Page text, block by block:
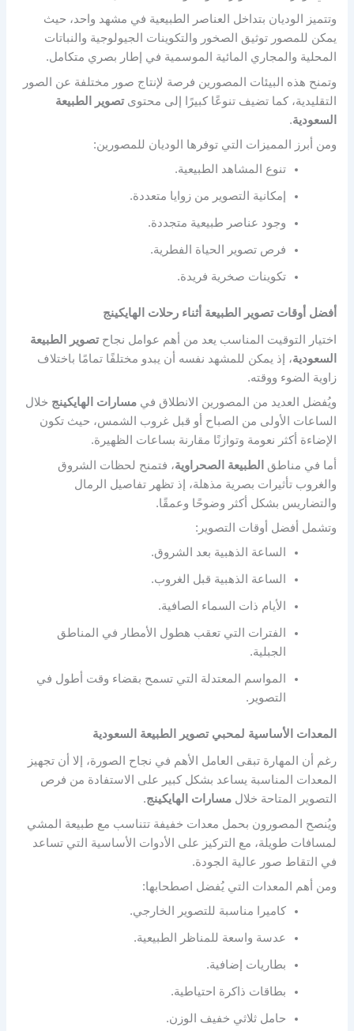
وتتميز الوديان بتداخل العناصر الطبيعية في مشهد واحد، حيث
يمكن للمصور توثيق الصخور والتكوينات الجيولوجية والنباتات
المحلية والمجاري المائية الموسمية في إطار بصري متكامل.
وتمنح هذه البيئات المصورين فرصة لإنتاج صور مختلفة عن الصور
التقليدية، كما تضيف تنوعًا كبيرًا إلى محتوىتصوير الطبيعة
السعودية.
ومن أبرز المميزات التي توفرها الوديان للمصورين:
تنوع المشاهد الطبيعية.
إمكانية التصوير من زوايا متعددة.
وجود عناصر طبيعية متجددة.
فرص تصوير الحياة الفطرية.
تكوينات صخرية فريدة.
أفضل أوقات تصوير الطبيعة أثناء رحلات الهايكينج
اختيار التوقيت المناسب يعد من أهم عوامل نجاحتصوير الطبيعة
السعودية، إذ يمكن للمشهد نفسه أن يبدو مختلفًا تمامًا باختلاف
زاوية الضوء ووقته.
ويُفضل العديد من المصورين الانطلاق فيمسارات الهايكينج خلال
الساعات الأولى من الصباح أو قبل غروب الشمس، حيث تكون
الإضاءة أكثر نعومة وتوازنًا مقارنة بساعات الظهيرة.
أما في مناطق
الطبيعة الصحراوية، فتمنح لحظات الشروق
والغروب تأثيرات بصرية مذهلة، إذ تظهر تفاصيل الرمال
والتضاريس بشكل أكثر وضوحًا وعمقًا.
وتشمل أفضل أوقات التصوير:
الساعة الذهبية بعد الشروق.
الساعة الذهبية قبل الغروب.
الأيام ذات السماء الصافية.
الفترات التي تعقب هطول الأمطار في المناطق
الجبلية.
المواسم المعتدلة التي تسمح بقضاء وقت أطول في
التصوير.
المعدات الأساسية لمحبي تصوير الطبيعة السعودية
رغم أن المهارة تبقى العامل الأهم في نجاح الصورة، إلا أن تجهيز
المعدات المناسبة يساعد بشكل كبير على الاستفادة من فرص
التصوير المتاحة خلالمسارات الهايكينج.
ويُنصح المصورون بحمل معدات خفيفة تتناسب مع طبيعة المشي
لمسافات طويلة، مع التركيز على الأدوات الأساسية التي تساعد
في التقاط صور عالية الجودة.
ومن أهم المعدات التي يُفضل اصطحابها:
كاميرا مناسبة للتصوير الخارجي.
عدسة واسعة للمناظر الطبيعية.
بطاريات إضافية.
بطاقات ذاكرة احتياطية.
حامل ثلاثي خفيف الوزن.